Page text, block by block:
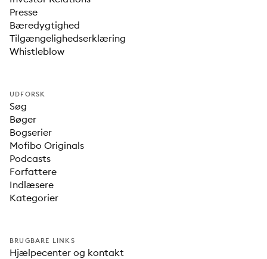
Presse
Bæredygtighed
Tilgængelighedserklæring
Whistleblow
UDFORSK
Søg
Bøger
Bogserier
Mofibo Originals
Podcasts
Forfattere
Indlæsere
Kategorier
BRUGBARE LINKS
Hjælpecenter og kontakt